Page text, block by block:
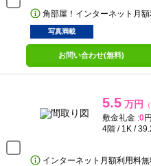
角部屋！インターネット月額
写真満載
お問い合わせ(無料)
5.5 万円
敷金礼金 :0円
4階 / 1K /
インターネット月額利用料無